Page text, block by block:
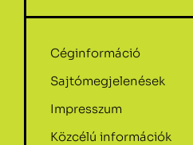
Céginformáció
Sajtómegjelenések
Impresszum
Közcélú információk